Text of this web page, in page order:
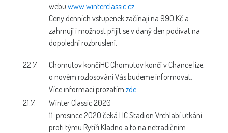
webu www.winterclassic.cz
Ceny denních vstupenek začínají na 990 Kč a
zahrnují i možnost přijít se v daný den podívat na
dopolední rozbruslení.
22.7. Chomutov končíHC Chomutov končí v Chance lize,
o novém rozlosování Vás budeme informovat.
Více informací prozatím zde
21.7.
Winter Classic 2020
11. prosince 2020 čeká HC Stadion Vrchlabí utkání
proti týmu Rytíři Kladno a to na netradičním